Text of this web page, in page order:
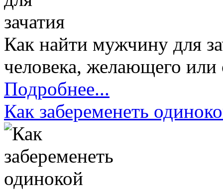
Как найти мужчину для
человека, желающего или
Подробнее...
Как забеременеть